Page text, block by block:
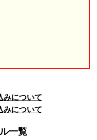
について
について
一覧